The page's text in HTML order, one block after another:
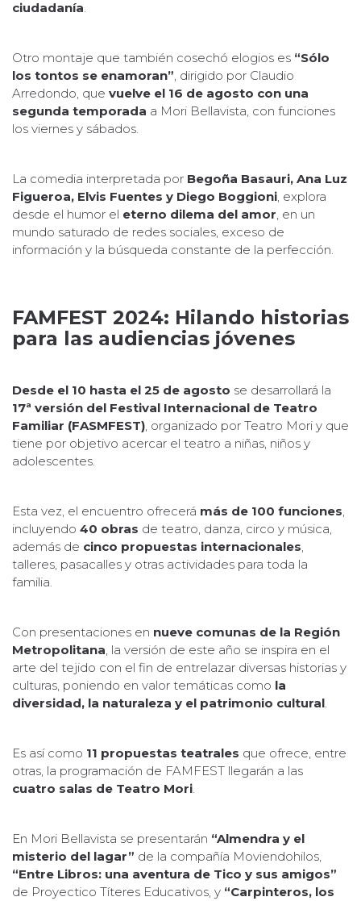
ciudadanía.
Otro montaje que también cosechó elogios es “Sólo
los tontos se enamoran”, dirigido por Claudio
Arredondo, que vuelve el 16 de agosto con una
segunda temporada a Mori Bellavista, con funciones
los viernes y sábados.
La comedia interpretada por Begoña Basauri, Ana Luz
Figueroa, Elvis Fuentes y Diego Boggioni, explora
desde el humor el eterno dilema del amor, en un
mundo saturado de redes sociales, exceso de
información y la búsqueda constante de la perfección.
FAMFEST 2024: Hilando historias
para las audiencias jóvenes
Desde el 10 hasta el 25 de agosto se desarrollará la
17ª versión del Festival Internacional de Teatro
Familiar (FASMFEST), organizado por Teatro Mori y que
tiene por objetivo acercar el teatro a niñas, niños y
adolescentes.
Esta vez, el encuentro ofrecerá más de 100 funciones,
incluyendo 40 obras de teatro, danza, circo y música,
además de cinco propuestas internacionales,
talleres, pasacalles y otras actividades para toda la
familia.
Con presentaciones en nueve comunas de la Región
Metropolitana, la versión de este año se inspira en el
arte del tejido con el fin de entrelazar diversas historias y
culturas, poniendo en valor temáticas como la
diversidad, la naturaleza y el patrimonio cultural.
Es así como 11 propuestas teatrales que ofrece, entre
otras, la programación de FAMFEST llegarán a las
cuatro salas de Teatro Mori.
En Mori Bellavista se presentarán “Almendra y el
misterio del lagar” de la compañía Moviendohilos,
“Entre Libros: una aventura de Tico y sus amigos”
de Proyectico Títeres Educativos, y “Carpinteros, los